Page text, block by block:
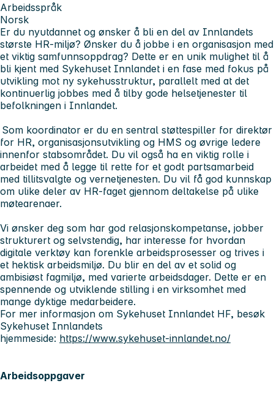
Arbeidsspråk
Norsk
Er du nyutdannet og ønsker å bli en del av Innlandets
største HR-miljø? Ønsker du å jobbe i en organisasjon med
et viktig samfunnsoppdrag? Dette er en unik mulighet til å
bli kjent med Sykehuset Innlandet i en fase med fokus på
utvikling mot ny sykehusstruktur, parallelt med at det
kontinuerlig jobbes med å tilby gode helsetjenester til
befolkningen i Innlandet.
Som koordinator er du en sentral støttespiller for direktør
for HR, organisasjonsutvikling og HMS og øvrige ledere
innenfor stabsområdet. Du vil også ha en viktig rolle i
arbeidet med å legge til rette for et godt partsamarbeid
med tillitsvalgte og vernetjenesten. Du vil få god kunnskap
om ulike deler av HR-faget gjennom deltakelse på ulike
møtearenaer.
Vi ønsker deg som har god relasjonskompetanse, jobber
strukturert og selvstendig, har interesse for hvordan
digitale verktøy kan forenkle arbeidsprosesser og trives i
et hektisk arbeidsmiljø. Du blir en del av et solid og
ambisiøst fagmiljø, med varierte arbeidsdager. Dette er en
spennende og utviklende stilling i en virksomhet med
mange dyktige medarbeidere.
For mer informasjon om Sykehuset Innlandet HF, besøk
Sykehuset Innlandets
hjemmeside: https://www.sykehuset-innlandet.no/
Arbeidsoppgaver